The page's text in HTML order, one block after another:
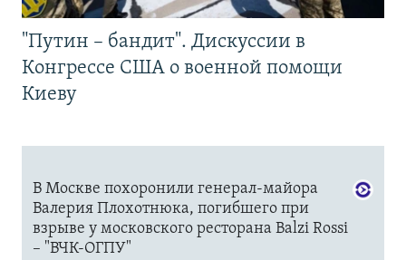
"Путин – бандит". Дискуссии в
Конгрессе США о военной помощи
Киеву